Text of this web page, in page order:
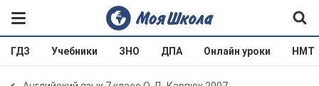
ГДЗ Учебники ЗНО ДПА Онлайн уроки НМТ